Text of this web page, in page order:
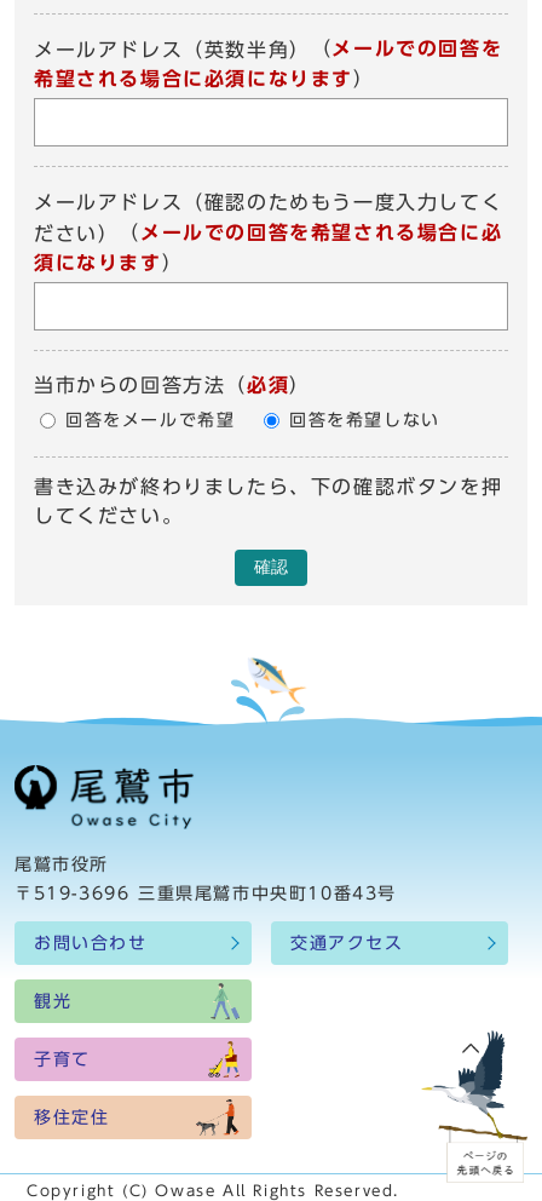
メールアドレス（英数半角） （ メールでの回答を
希望される場合に必須になります ）
メールアドレス（確認のためもう一度入力してく
ださい）
（ メールでの回答を希望される場合に必
須になります ）
当市からの回答方法 （必須）
回答をメールで希望 回答を希望しない
書き込みが終わりましたら、下の確認ボタンを押
してください。
確認
尾鷲市役所
〒519-3696 三重県尾鷲市中央町10番43号
お問い合わせ 交通アクセス
観光
子育て
移住定住
Copyright (C) Owase All Rights Reserved.